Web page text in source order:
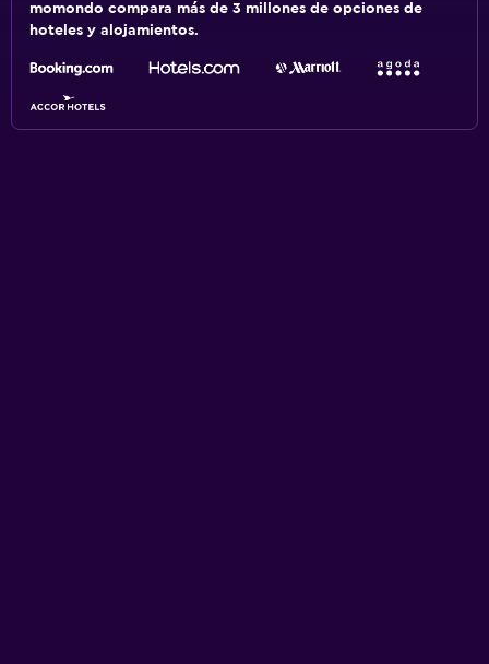
momondo compara más de 3 millones de opciones de
hoteles y alojamientos.